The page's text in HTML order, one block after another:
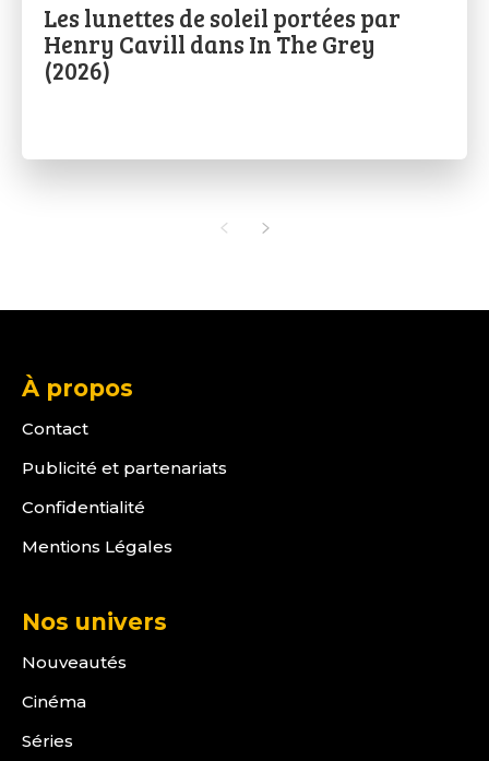
Les lunettes de soleil portées par
Henry Cavill dans In The Grey
(2026)
À propos
Contact
Publicité et partenariats
Confidentialité
Mentions Légales
Nos univers
Nouveautés
Cinéma
Séries